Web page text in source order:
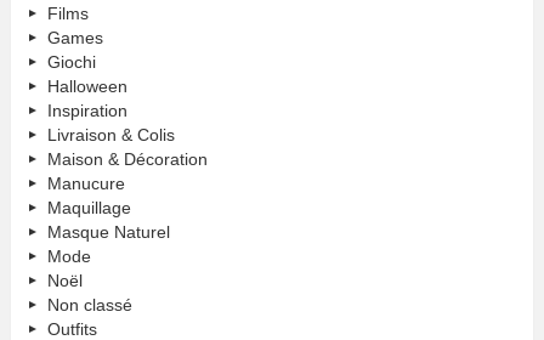
Films
Games
Giochi
Halloween
Inspiration
Livraison & Colis
Maison & Décoration
Manucure
Maquillage
Masque Naturel
Mode
Noël
Non classé
Outfits